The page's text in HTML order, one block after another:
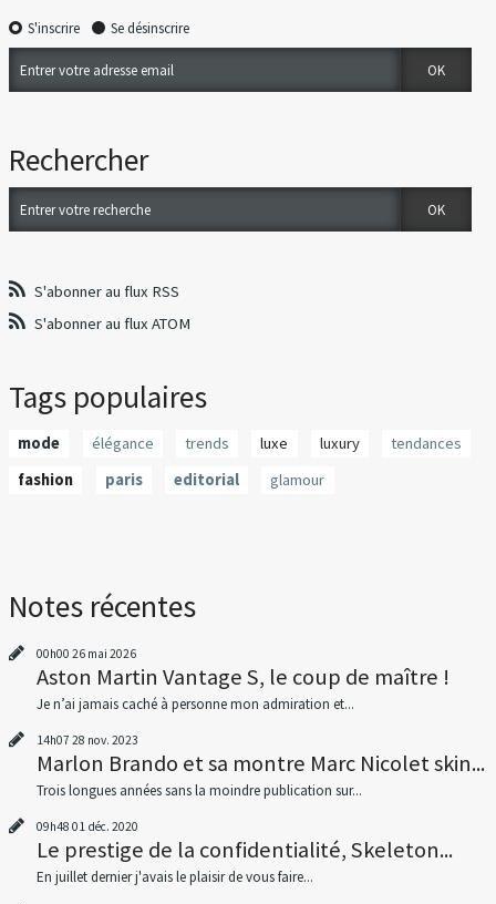
S'inscrire Se désinscrire
Rechercher
S'abonner au flux RSS
S'abonner au flux ATOM
Tags populaires
mode élégance trends luxe luxury
tendances
fashion
paris editorial glamour
Notes récentes
00h00 26 mai 2026
Aston Martin Vantage S, le coup de maître !
Je n’ai jamais caché à personne mon admiration et...
14h07 28 nov. 2023
Marlon Brando et sa montre Marc Nicolet skin...
Trois longues années sans la moindre publication sur...
09h48 01 déc. 2020
Le prestige de la confidentialité, Skeleton...
En juillet dernier j'avais le plaisir de vous faire...